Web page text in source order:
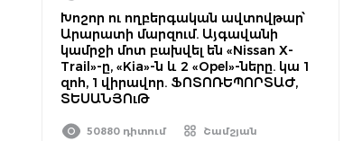
Խոշոր ու ողբերգական ավտովթար՝
Արարատի մարզում. Այգավանի
կամրջի մոտ բախվել են «Nissan X-
Trail»-ը, «Kia»-ն և 2 «Opel»-ները. կա 1
զոհ, 1 վիրավոր. ՖՈՏՈՌԵՊՈՐՏԱԺ,
ՏԵՍԱՆՅՈւԹ
50880 դիտում Շամշյան